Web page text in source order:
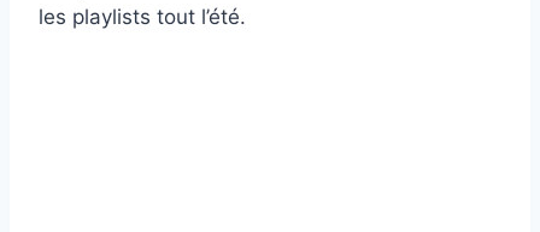
les playlists tout l’été.